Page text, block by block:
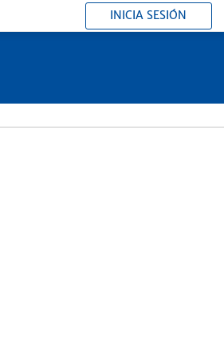
INICIA SESIÓN